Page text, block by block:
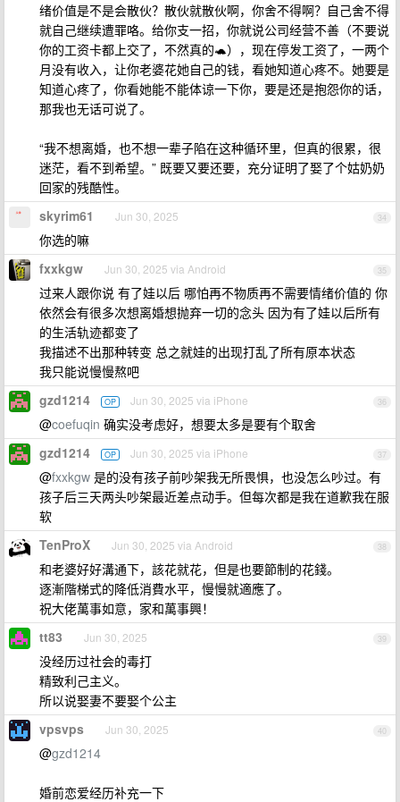
绪价值是不是会散伙？散伙就散伙啊，你舍不得啊？自己舍不得
就自己继续遭罪咯。给你支一招，你就说公司经营不善（不要说
你的工资卡都上交了，不然真的🐢），现在停发工资了，一两个
月没有收入，让你老婆花她自己的钱，看她知道心疼不。她要是
知道心疼了，你看她能不能体谅一下你，要是还是抱怨你的话，
那我也无话可说了。
“我不想离婚，也不想一辈子陷在这种循环里，但真的很累，很
迷茫，看不到希望。” 既要又要还要，充分证明了娶了个姑奶奶
回家的残酷性。
34
skyrim61 Jun 30, 2025
你选的嘛
35
fxxkgw Jun 30, 2025 via Android
过来人跟你说 有了娃以后 哪怕再不物质再不需要情绪价值的 你
依然会有很多次想离婚想抛弃一切的念头 因为有了娃以后所有
的生活轨迹都变了
我描述不出那种转变 总之就娃的出现打乱了所有原本状态
我只能说慢慢熬吧
36
gzd1214 OP Jun 30, 2025 via iPhone
@coefuqin 确实没考虑好，想要太多是要有个取舍
37
gzd1214 OP Jun 30, 2025 via iPhone
@fxxkgw 是的没有孩子前吵架我无所畏惧，也没怎么吵过。有
孩子后三天两头吵架最近差点动手。但每次都是我在道歉我在服
软
38
TenProX Jun 30, 2025 via Android
和老婆好好溝通下，該花就花，但是也要節制的花錢。
逐漸階梯式的降低消費水平，慢慢就適應了。
祝大佬萬事如意，家和萬事興！
39
tt83 Jun 30, 2025
没经历过社会的毒打
精致利己主义。
所以说娶妻不要娶个公主
40
vpsvps Jun 30, 2025
@gzd1214
婚前恋爱经历补充一下